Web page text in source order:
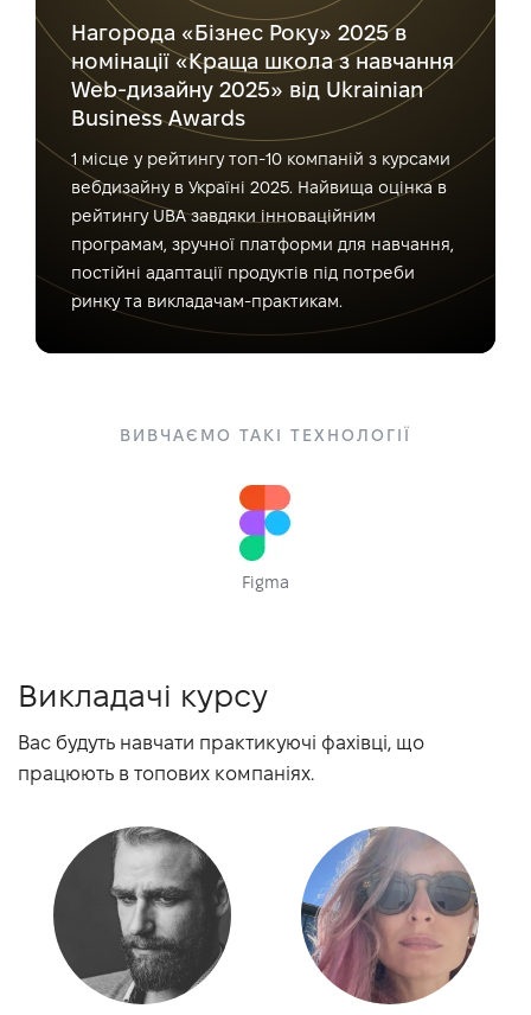
Нагорода «Бізнес Року» 2025 в
номінації «Краща школа з навчання
Web-дизайну 2025» від Ukrainian
Business Awards
1 місце у рейтингу топ-10 компаній з курсами
вебдизайну в Україні 2025. Найвища оцінка в
рейтингу UBA завдяки інноваційним
програмам, зручної платформи для навчання,
постійні адаптації продуктів під потреби
ринку та викладачам-практикам.
ВИВЧАЄМО ТАКІ ТЕХНОЛОГІЇ
Figma
Викладачі курсу
Вас будуть навчати практикуючі фахівці, що
працюють в топових компаніях.